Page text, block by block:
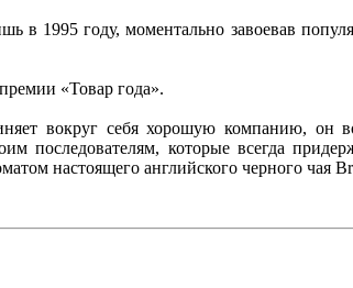
в 1995 году, моментально завоевав
«Товар года».
вокруг себя хорошую компанию, он
последователям, которые всегда
настоящего английского черного чая